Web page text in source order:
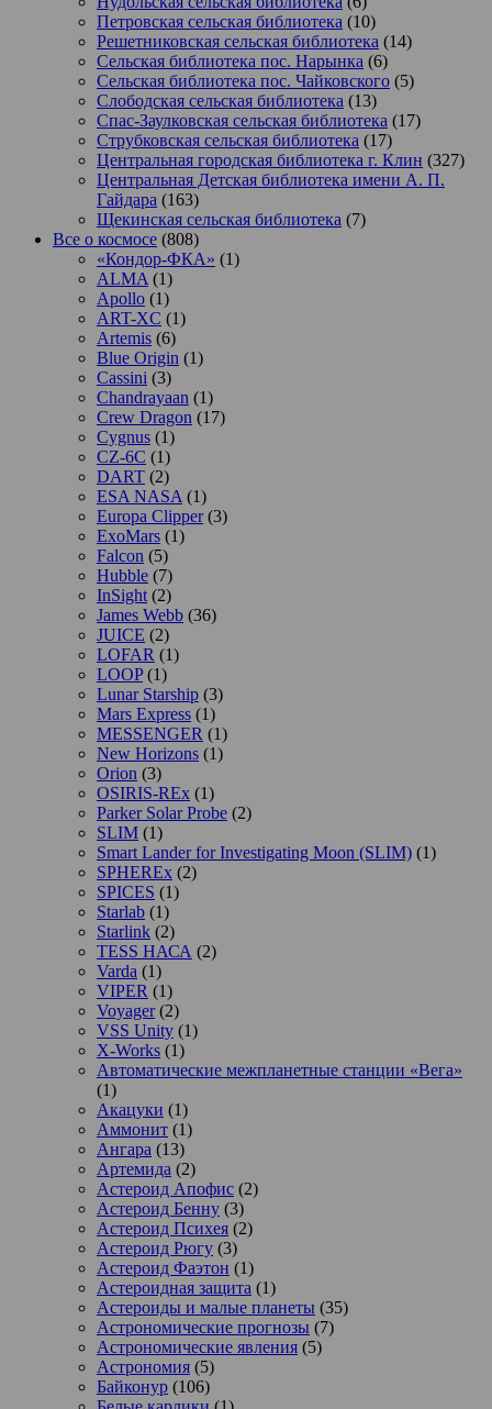
Петровская сельская библиотека (10)
Решетниковская сельская библиотека (14)
Сельская библиотека пос. Нарынка (6)
Сельская библиотека пос. Чайковского (5)
Слободская сельская библиотека (13)
Спас-Заулковская сельская библиотека (17)
Струбковская сельская библиотека (17)
Центральная городская библиотека г. Клин (327)
Центральная Детская библиотека имени А. П.
Гайдара (163)
Щекинская сельская библиотека (7)
Все о космосе (808)
«Кондор-ФКА» (1)
ALMA (1)
Apollo (1)
ART-XC (1)
Artemis (6)
Blue Origin (1)
Cassini (3)
Chandrayaan (1)
Crew Dragon (17)
Cygnus (1)
CZ-6C (1)
DART (2)
ESA NASA (1)
Europa Clipper(3)
ExoMars (1)
Falcon (5)
Hubble (7)
InSight (2)
James Webb (36)
JUICE (2)
LOFAR (1)
LOOP(1)
Lunar Starship (3)
Mars Express (1)
MESSENGER (1)
New Horizons (1)
Orion (3)
OSIRIS-REx (1)
Parker Solar Probe (2)
SLIM (1)
Smart Lander for Investigating Moon (SLIM) (1)
SPHEREx (2)
SPICES (1)
Starlab (1)
Starlink (2)
TESS НАСА (2)
Varda (1)
VIPER (1)
Voyager(2)
VSS Unity (1)
X-Works (1)
Автоматические межпланетные станции «Вега»
(1)
Акацуки (1)
Аммонит (1)
Ангара (13)
Артемида (2)
Астероид Апофис (2)
Астероид Бенну (3)
Астероид Психея (2)
Астероид Рюгу (3)
Астероид Фаэтон (1)
Астероидная защита (1)
Астероиды и малые планеты (35)
Астрономические прогнозы (7)
Астрономические явления (5)
Астрономия (5)
Байконур (106)